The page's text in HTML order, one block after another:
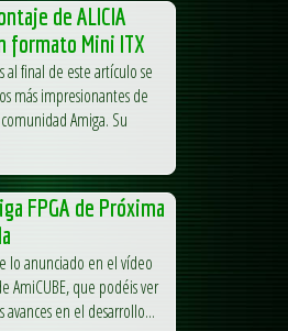
de ALICIA
formato Mini ITX
al final de este artículo se
más impresionantes de
Amiga. Su
FPGA de Próxima
lo anunciado en el vídeo
AmiCUBE, que podéis ver
en el desarrollo...